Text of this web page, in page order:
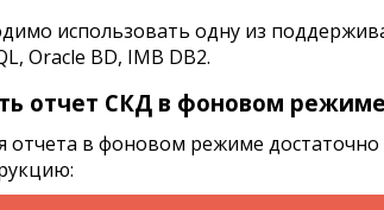
использовать одну из
Oracle BD, IMB DB2.
отчет СКД в фоновом режиме
отчета в фоновом режиме достаточно